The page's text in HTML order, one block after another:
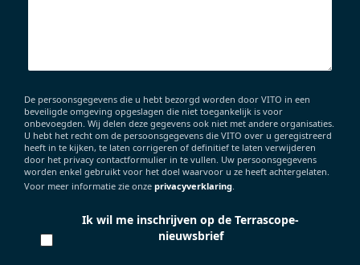
De persoonsgegevens die u hebt bezorgd worden door VITO in een
beveiligde omgeving opgeslagen die niet toegankelijk is voor
onbevoegden. Wij delen deze gegevens ook niet met andere organisaties.
U hebt het recht om de persoonsgegevens die VITO over u geregistreerd
heeft in te kijken, te laten corrigeren of definitief te laten verwijderen
door het privacy contactformulier in te vullen. Uw persoonsgegevens
worden enkel gebruikt voor het doel waarvoor u ze heeft achtergelaten.
Voor meer informatie zie onze privacyverklaring
Ik wil me inschrijven op de Terrascope-
nieuwsbrief